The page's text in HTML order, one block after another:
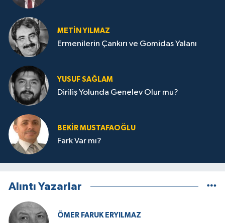
METIN YILMAZ
Ermenilerin Çankırı ve Gomidas Yalanı
YUSUF SAĞLAM
Diriliş Yolunda Genelev Olur mu?
BEKIR MUSTAFAOĞLU
Fark Var mı?
Alıntı Yazarlar
ÖMER FARUK ERYILMAZ